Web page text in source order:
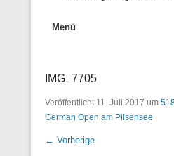
Menü
IMG_7705
Veröffentlicht 11. Juli 2017 um
German Open am Pilsensee
← Vorherige